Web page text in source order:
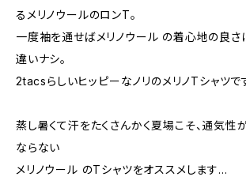
るメリノウールのロンT。
一度袖を通せばメリノウール の着心地の良さ
違いナシ。
2tacsらしいヒッピーなノリのメリノTシャツで
蒸し暑くて汗をたくさんかく夏場こそ、通気性
ならない
メリノウール のTシャツをオススメします…